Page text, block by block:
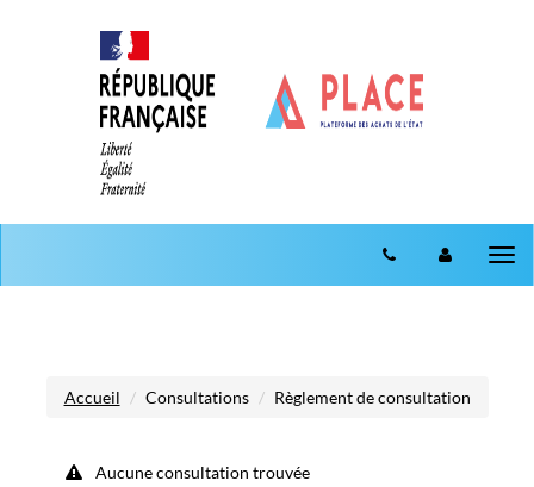
Accueil Consultations Règlement de consultation
Aucune consultation trouvée